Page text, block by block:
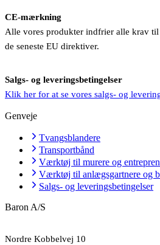
CE-mærkning
Alle vores produkter indfrier alle krav
de seneste EU direktiver.
Salgs- og leveringsbetingelser
Klik her for at se vores salgs- og
Genveje
Tvangsblandere
Transportbånd
Værktøj til murere og
Værktøj til anlægsgartnere og
Salgs- og leveringsbetingelser
Baron A/S
Nordre Kobbelvej 10